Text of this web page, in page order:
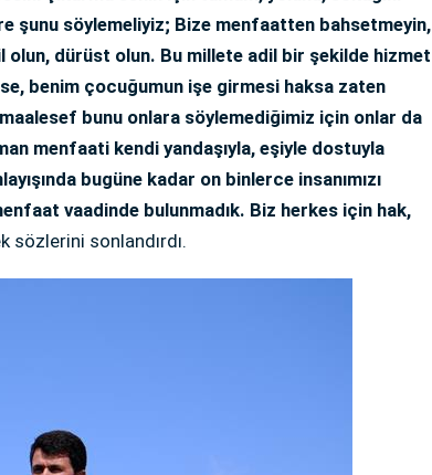
şunu söylemeliyiz; Bize menfaatten bahsetmeyin,
dürüst olun. Bu millete adil bir şekilde hizmet
benim çocuğumun işe girmesi haksa zaten
bunu onlara söylemediğimiz için onlar da
menfaati kendi yandaşıyla, eşiyle dostuyla
bugüne kadar on binlerce insanımızı
vaadinde bulunmadık. Biz herkes için hak,
sözlerini sonlandırdı.